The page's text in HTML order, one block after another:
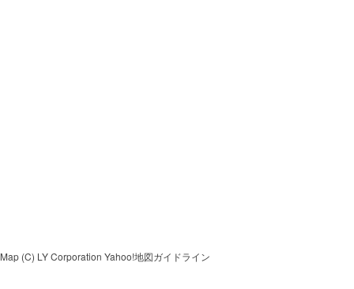
(C) LY Corporation Yahoo!地図ガイドライン